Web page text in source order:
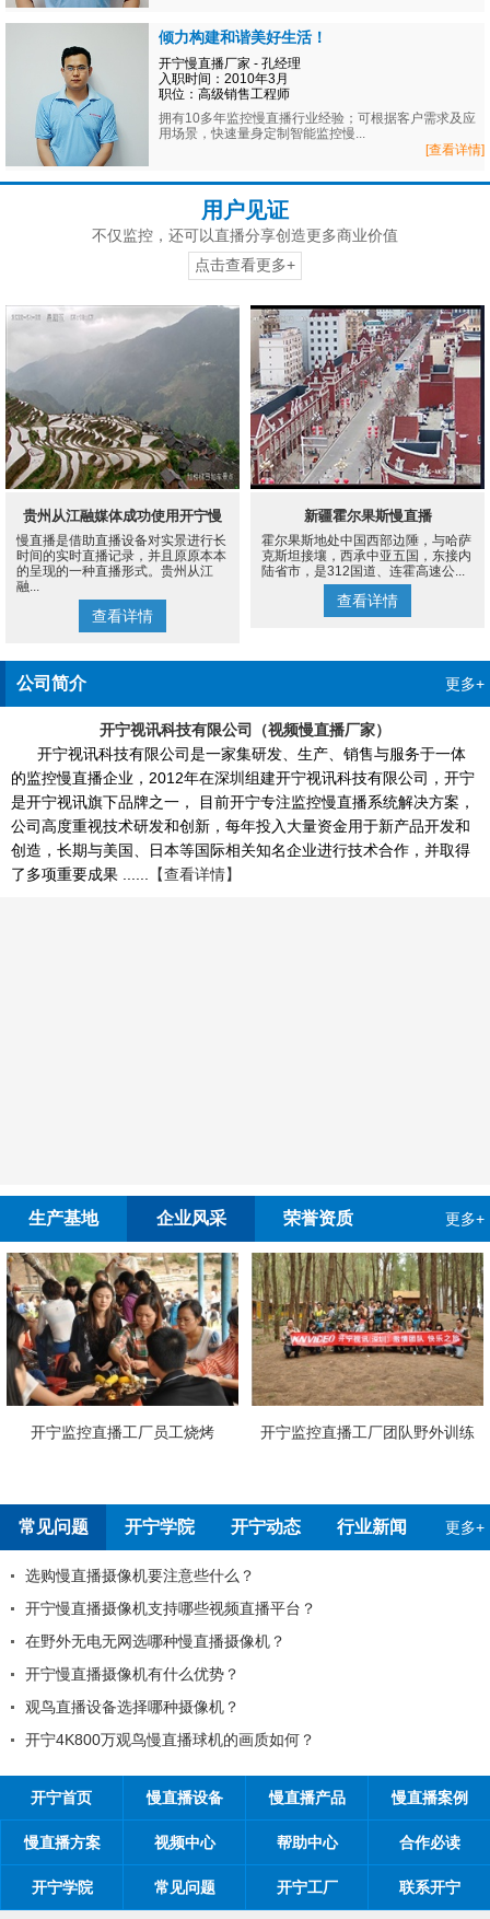
倾力构建和谐美好生活！
开宁慢直播厂家 - 孔经理
入职时间：2010年3月
职位：高级销售工程师
拥有10多年监控慢直播行业经验；可根据客户需求及应
用场景，快速量身定制智能监控慢...
[查看详情]
用户见证
不仅监控，还可以直播分享创造更多商业价值
点击查看更多+
贵州从江融媒体成功使用开宁慢
直播设备案例
慢直播是借助直播设备对实景进行长
时间的实时直播记录，并且原原本本
的呈现的一种直播形式。贵州从江
融...
查看详情
新疆霍尔果斯慢直播
霍尔果斯地处中国西部边陲，与哈萨
克斯坦接壤，西承中亚五国，东接内
陆省市，是312国道、连霍高速公...
查看详情
公司简介 更多+
开宁视讯科技有限公司（视频慢直播厂家）
开宁视讯科技有限公司是一家集研发、生产、销售与服务于一体
的监控慢直播企业，2012年在深圳组建开宁视讯科技有限公司，开宁
是开宁视讯旗下品牌之一， 目前开宁专注监控慢直播系统解决方案，
公司高度重视技术研发和创新，每年投入大量资金用于新产品开发和
创造，长期与美国、日本等国际相关知名企业进行技术合作，并取得
了多项重要成果 ......
【查看详情】
生产基地 企业风采 荣誉资质 更多+
开宁监控直播工厂团队野外训练
常见问题 开宁学院 开宁动态 行业新闻 更多+
什么？
视频直播平台？
播摄像机？
势？
机？
机的画质如何？
开宁首页 慢直播设备 慢直播产品 慢直播案例
慢直播方案 视频中心 帮助中心 合作必读
开宁学院 常见问题 开宁工厂 联系开宁